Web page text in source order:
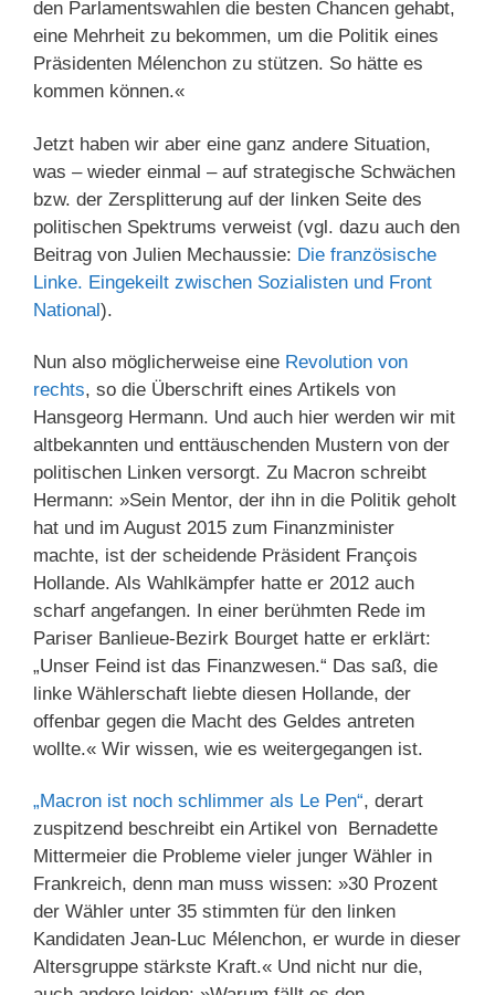
den Parlamentswahlen die besten Chancen gehabt,
eine Mehrheit zu bekommen, um die Politik eines
Präsidenten Mélenchon zu stützen. So hätte es
kommen können.«
Jetzt haben wir aber eine ganz andere Situation,
was – wieder einmal – auf strategische Schwächen
bzw. der Zersplitterung auf der linken Seite des
politischen Spektrums verweist (vgl. dazu auch den
Beitrag von Julien Mechaussie: Die französische
Linke. Eingekeilt zwischen Sozialisten und Front
National).
Nun also möglicherweise eine Revolution von
rechts, so die Überschrift eines Artikels von
Hansgeorg Hermann. Und auch hier werden wir mit
altbekannten und enttäuschenden Mustern von der
politischen Linken versorgt. Zu Macron schreibt
Hermann: »Sein Mentor, der ihn in die Politik geholt
hat und im August 2015 zum Finanzminister
machte, ist der scheidende Präsident François
Hollande. Als Wahlkämpfer hatte er 2012 auch
scharf angefangen. In einer berühmten Rede im
Pariser Banlieue-Bezirk Bourget hatte er erklärt:
„Unser Feind ist das Finanzwesen.“ Das saß, die
linke Wählerschaft liebte diesen Hollande, der
offenbar gegen die Macht des Geldes antreten
wollte.« Wir wissen, wie es weitergegangen ist.
„Macron ist noch schlimmer als Le Pen“, derart
zuspitzend beschreibt ein Artikel von Bernadette
Mittermeier die Probleme vieler junger Wähler in
Frankreich, denn man muss wissen: »30 Prozent
der Wähler unter 35 stimmten für den linken
Kandidaten Jean-Luc Mélenchon, er wurde in dieser
Altersgruppe stärkste Kraft.« Und nicht nur die,